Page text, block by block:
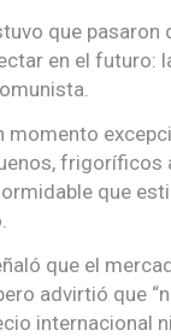
que pasaron
en el futuro:
momento
frigoríficos
que
que el
advirtió que
internacional